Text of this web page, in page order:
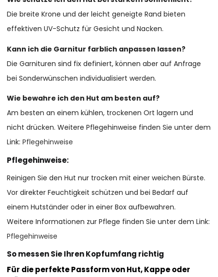
Die breite Krone und der leicht geneigte Rand bieten
effektiven UV-Schutz für Gesicht und Nacken.
Kann ich die Garnitur farblich anpassen lassen?
Die Garnituren sind fix definiert, können aber auf Anfrage
bei Sonderwünschen individualisiert werden.
Wie bewahre ich den Hut am besten auf?
Am besten an einem kühlen, trockenen Ort lagern und
nicht drücken. Weitere Pflegehinweise finden Sie unter dem
Link:Pflegehinweise
Pflegehinweise:
Reinigen Sie den Hut nur trocken mit einer weichen Bürste.
Vor direkter Feuchtigkeit schützen und bei Bedarf auf
einem Hutständer oder in einer Box aufbewahren.
Weitere Informationen zur Pflege finden Sie unter dem Link:
Pflegehinweise
So messen Sie Ihren Kopfumfang richtig
Für die perfekte Passform von Hut, Kappe oder